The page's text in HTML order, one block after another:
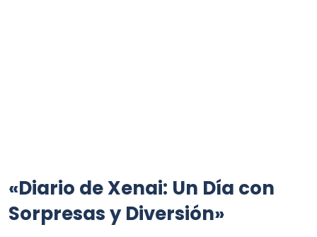
«Diario de Xenai: Un Día con
Sorpresas y Diversión»